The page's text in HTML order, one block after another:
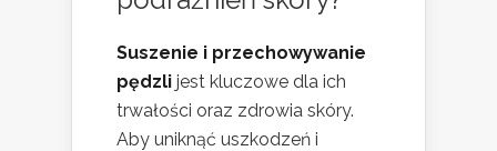
Suszenie i przechowywanie
pędzli jest kluczowe dla ich
trwałości oraz zdrowia skóry.
Aby uniknąć uszkodzeń i